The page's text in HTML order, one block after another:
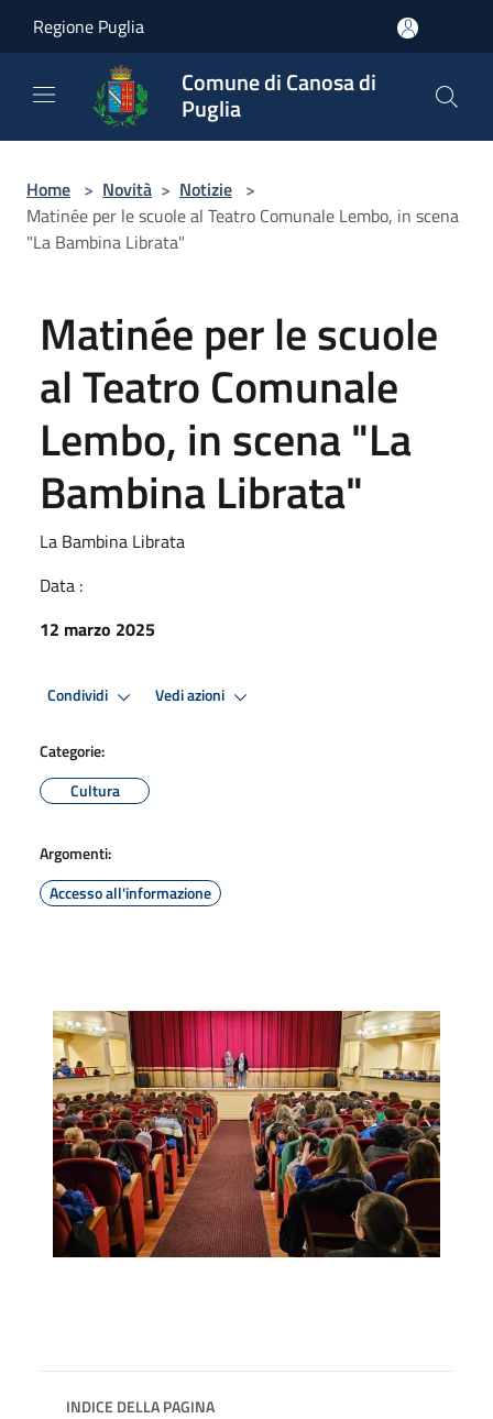
Regione Puglia
Comune di Canosa di
Puglia
Home > Novità > Notizie >
Matinée per le scuole al Teatro Comunale Lembo, in scena
"La Bambina Librata"
Matinée per le scuole
al Teatro Comunale
Lembo, in scena "La
Bambina Librata"
La Bambina Librata
Data :
12 marzo 2025
Condividi Vedi azioni
Categorie:
Cultura
Argomenti:
Accesso all'informazione
INDICE DELLA PAGINA